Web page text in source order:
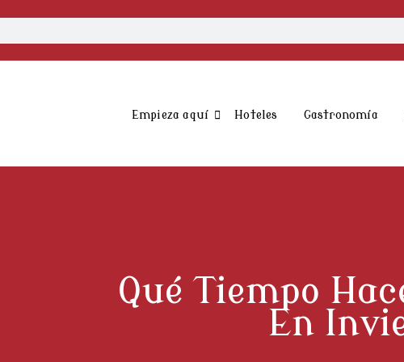
Empieza aquí Hoteles Gastronomía
Qué Tiempo
En